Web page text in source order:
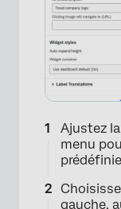
Ajustez
menu
gauche,